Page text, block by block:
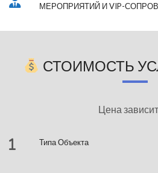
МЕРОПРИЯТИЙ И VIP-
СТОИМОСТЬ
Цена
Типа Объекта